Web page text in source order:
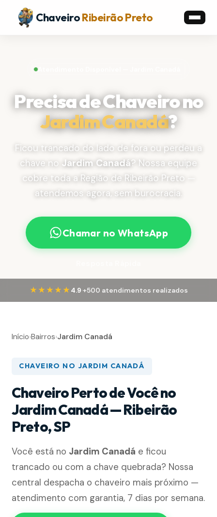
ChaveiroRibeirão Preto
Atendimento Disponível — Jardim Canadá
Precisa de Chaveiro no
Jardim Canadá?
Ficou trancado do lado de fora ou perdeu a
chave no Jardim Canadá? Nossa equipe
cobre toda a Região de Ribeirão Preto —
atendemos agora, sem burocracia.
Chamar no WhatsApp
★★★★★ 4.9·+500 atendimentos realizados
Início›Bairros›Jardim Canadá
CHAVEIRO NO JARDIM CANADÁ
Chaveiro Perto de Você no
Jardim Canadá — Ribeirão
Preto, SP
Você está no Jardim Canadá e ficou
trancado ou com a chave quebrada? Nossa
central despacha o chaveiro mais próximo —
atendimento com garantia, 7 dias por semana.